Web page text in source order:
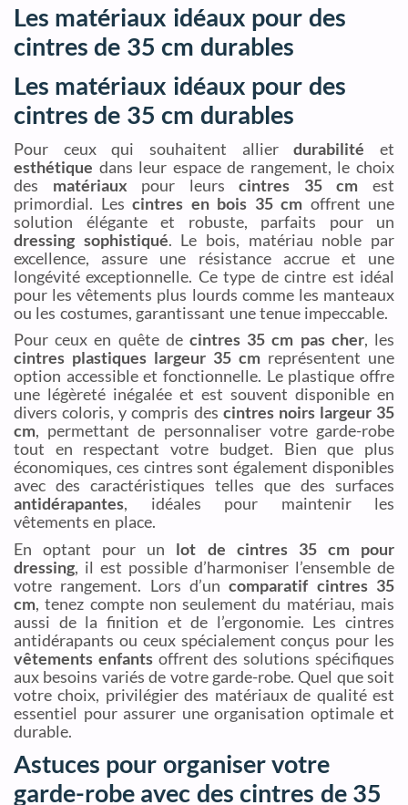
Les matériaux idéaux pour des
cintres de 35 cm durables
Les matériaux idéaux pour des
cintres de 35 cm durables
Pour ceux qui souhaitent allierdurabilité et
esthétique dans leur espace de rangement, le choix
des matériaux pour leurscintres 35 cm est
primordial. Les cintres en bois 35 cm offrent une
solution élégante et robuste, parfaits pour un
dressing sophistiqué. Le bois, matériau noble par
excellence, assure une résistance accrue et une
longévité exceptionnelle. Ce type de cintre est idéal
pour les vêtements plus lourds comme les manteaux
ou les costumes, garantissant une tenue impeccable.
Pour ceux en quête de cintres 35 cm pas cher, les
cintres plastiques largeur 35 cm représentent une
option accessible et fonctionnelle. Le plastique offre
une légèreté inégalée et est souvent disponible en
divers coloris, y compris des cintres noirs largeur 35
cm, permettant de personnaliser votre garde-robe
tout en respectant votre budget. Bien que plus
économiques, ces cintres sont également disponibles
avec des caractéristiques telles que des surfaces
antidérapantes, idéales pour maintenir les
vêtements en place.
En optant pour un lot de cintres 35 cm pour
dressing, il est possible d’harmoniser l’ensemble de
votre rangement. Lors d’uncomparatif cintres 35
cm, tenez compte non seulement du matériau, mais
aussi de la finition et de l’ergonomie. Les cintres
antidérapants ou ceux spécialement conçus pour les
vêtements enfantsoffrent des solutions spécifiques
aux besoins variés de votre garde-robe. Quel que soit
votre choix, privilégier des matériaux de qualité est
essentiel pour assurer une organisation optimale et
durable.
Astuces pour organiser votre
garde-robe avec des cintres de 35